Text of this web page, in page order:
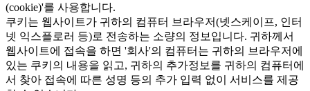
(cookie)'를 사용합니다.
쿠키는 웹사이트가 귀하의 컴퓨터 브라우저(넷스케이프, 인터
넷 익스플로러 등)로 전송하는 소량의 정보입니다. 귀하께서
웹사이트에 접속을 하면 '회사'의 컴퓨터는 귀하의 브라우저에
있는 쿠키의 내용을 읽고, 귀하의 추가정보를 귀하의 컴퓨터에
서 찾아 접속에 따른 성명 등의 추가 입력 없이 서비스를 제공